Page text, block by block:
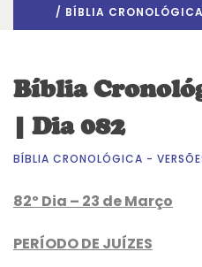
/ BÍBLIA
Bíblia
| Dia 082
BÍBLIA CRONOLÓGICA -
82º Dia – 23 de Março
PERÍODO DE JUÍZES